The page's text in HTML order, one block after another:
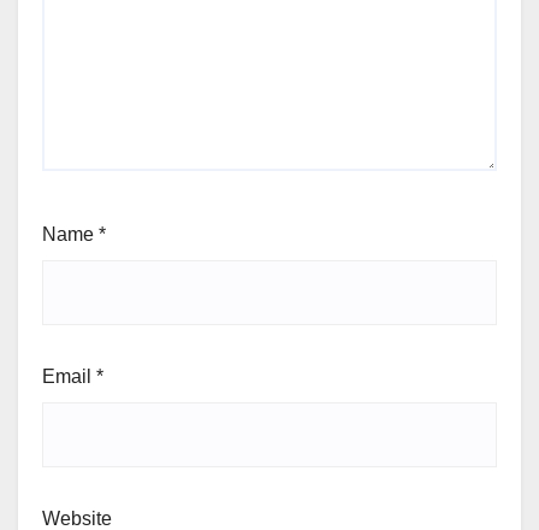
Name *
Email *
Website